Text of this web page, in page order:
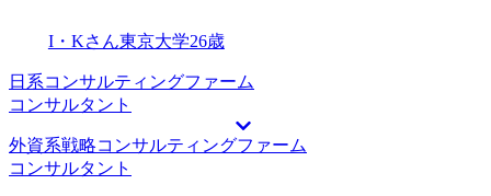
崎さんが私自身の価値観を言語化することをサポートしてく
ださるのはもとより、前職での経験がコンサルティングファ
ームにおいてどのように役に立つのかを高い解像度で落とし
込むのを支援してくださいました。そのおかげもあって、業
界未経験ながら、私という人間がいかに役に立つかというア
ピールのための礎となってくださいました。 自分でもこれ
まで気づかなかった強みを言語化することができたことです
足しています。MyVisionのサービスは、現場での私の経験
において、非常に実践的で効果的でした。特に石崎さんは、
コンサルティングファーム向けのケース面接対策を何度も実
施し、私の強みを引き出すための具体的なアドバイスを提供
してくださいました。結果として、私自身のキャリアの再構
築に大きな自信を与えてくれたと感じています。 自分がや
I・Kさん東京大学26歳
日系コンサルティングファーム
コンサルタント
外資系戦略コンサルティングファーム
コンサルタント